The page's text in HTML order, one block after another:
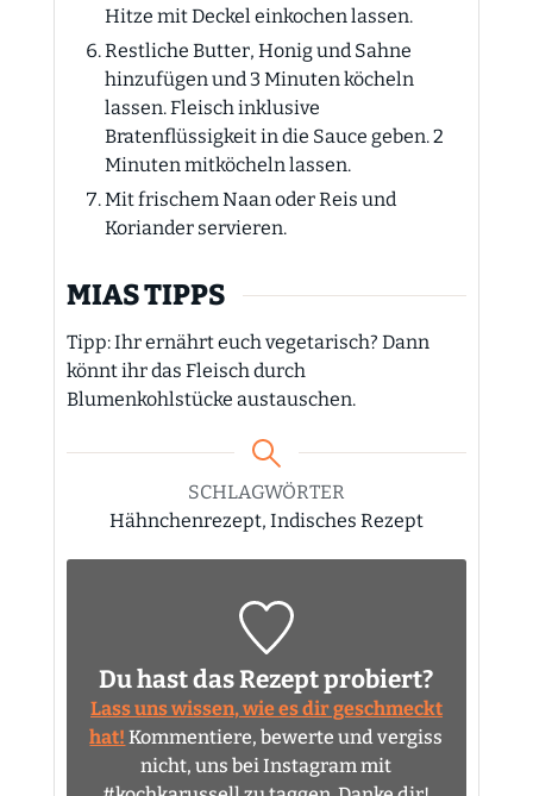
Hitze mit Deckel einkochen lassen.
Restliche Butter, Honig und Sahne
hinzufügen und 3 Minuten köcheln
lassen. Fleisch inklusive
Bratenflüssigkeit in die Sauce geben. 2
Minuten mitköcheln lassen.
Mit frischem Naan oder Reis und
Koriander servieren.
MIAS TIPPS
Tipp: Ihr ernährt euch vegetarisch? Dann
könnt ihr das Fleisch durch
Blumenkohlstücke austauschen.
SCHLAGWÖRTER
Hähnchenrezept, Indisches Rezept
Du hast das Rezept probiert?
Lass uns wissen, wie es dir geschmeckt
hat! Kommentiere, bewerte und vergiss
nicht, uns bei Instagram mit